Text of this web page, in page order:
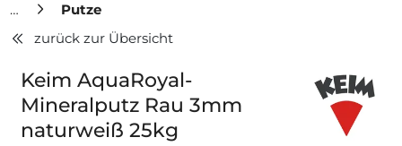
Putze
zurück zur Übersicht
Keim AquaRoyal-
Mineralputz Rau 3mm
naturweiß 25kg